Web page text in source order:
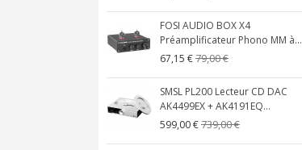
FOSI AUDIO BOX X4
Préamplificateur Phono MM à...
67,15 €79,00 €
SMSL PL200 Lecteur CD DAC
AK4499EX + AK4191EQ...
599,00 €739,00 €